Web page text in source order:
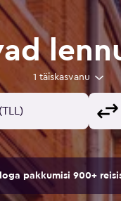
1 täiskasvanu
pakkumisi 900+